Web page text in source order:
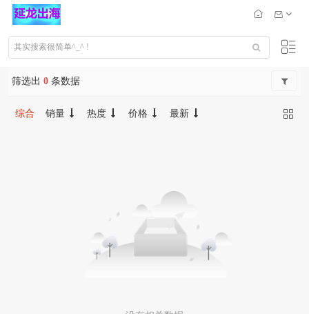
筛选出 0 条数据
综合 销量 热度 价格 最新